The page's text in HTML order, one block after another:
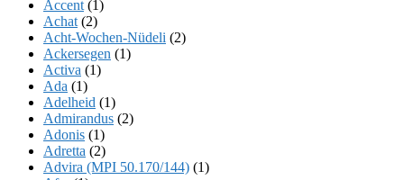
Accent (1)
Achat (2)
Acht-Wochen-Nüdeli (2)
Ackersegen (1)
Activa (1)
Ada (1)
Adelheid (1)
Admirandus (2)
Adonis (1)
Adretta (2)
Advira (MPI 50.170/144) (1)